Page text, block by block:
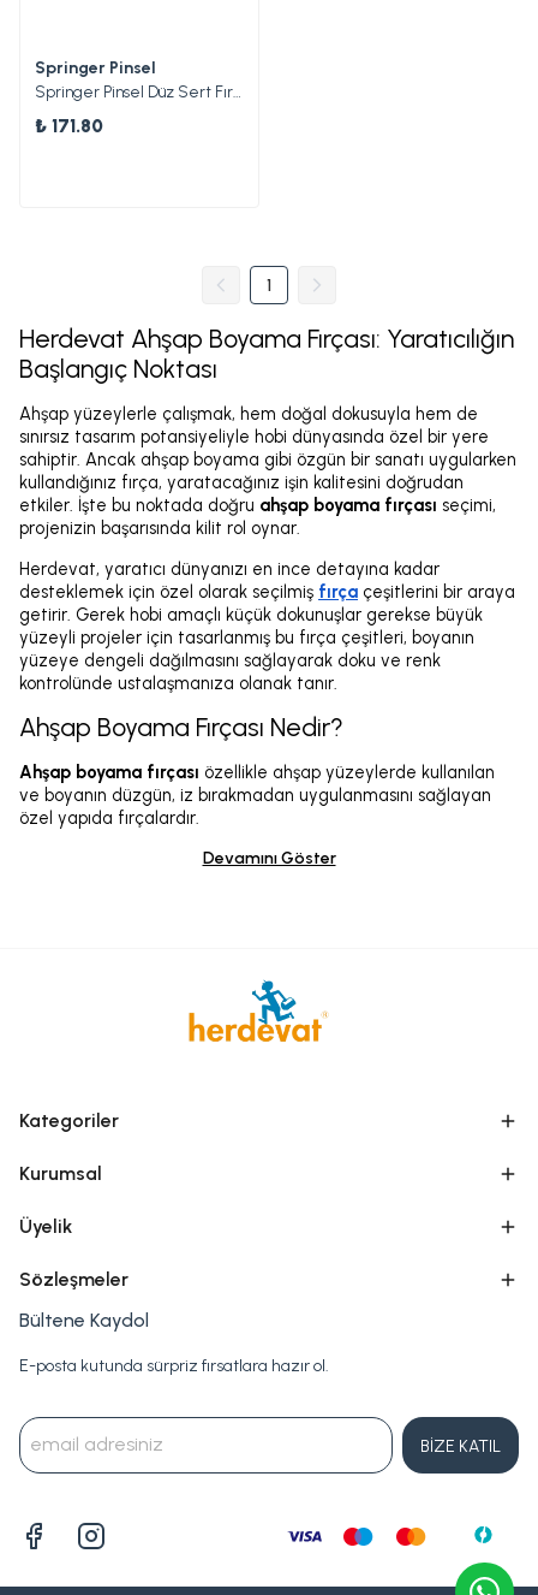
Springer Pinsel
Springer Pinsel Düz Sert Fırça 25
₺ 171.80
1
Herdevat Ahşap Boyama Fırçası: Yaratıcılığın
Başlangıç Noktası
Ahşap yüzeylerle çalışmak, hem doğal dokusuyla hem de
sınırsız tasarım potansiyeliyle hobi dünyasında özel bir yere
sahiptir. Ancak ahşap boyama gibi özgün bir sanatı uygularken
kullandığınız fırça, yaratacağınız işin kalitesini doğrudan
etkiler. İşte bu noktada doğru ahşap boyama fırçası seçimi,
projenizin başarısında kilit rol oynar.
Herdevat, yaratıcı dünyanızı en ince detayına kadar
desteklemek için özel olarak seçilmiş fırça çeşitlerini bir araya
getirir. Gerek hobi amaçlı küçük dokunuşlar gerekse büyük
yüzeyli projeler için tasarlanmış bu fırça çeşitleri, boyanın
yüzeye dengeli dağılmasını sağlayarak doku ve renk
kontrolünde ustalaşmanıza olanak tanır.
Ahşap Boyama Fırçası Nedir?
Ahşap boyama fırçası özellikle ahşap yüzeylerde kullanılan
ve boyanın düzgün, iz bırakmadan uygulanmasını sağlayan
özel yapıda fırçalardır.
Devamını Göster
Kategoriler
Kurumsal
Üyelik
Sözleşmeler
Bültene Kaydol
E-posta kutunda sürpriz fırsatlara hazır ol.
BİZE KATIL